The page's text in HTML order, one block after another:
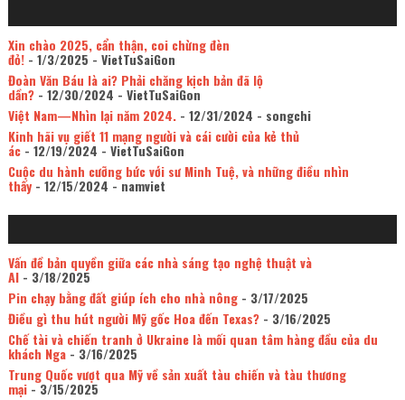
Xin chào 2025, cẩn thận, coi chừng đèn
đỏ!- 1/3/2025 - VietTuSaiGon
Đoàn Văn Báu là ai? Phải chăng kịch bản đã lộ
dần?- 12/30/2024 - VietTuSaiGon
Việt Nam—Nhìn lại năm 2024.- 12/31/2024 - songchi
Kinh hãi vụ giết 11 mạng người và cái cười của kẻ thủ
ác- 12/19/2024 - VietTuSaiGon
Cuộc du hành cưỡng bức với sư Minh Tuệ, và những điều nhìn
thấy- 12/15/2024 - namviet
Vấn đề bản quyền giữa các nhà sáng tạo nghệ thuật và
AI- 3/18/2025
Pin chạy bằng đất giúp ích cho nhà nông- 3/17/2025
Điều gì thu hút người Mỹ gốc Hoa đến Texas?- 3/16/2025
Chế tài và chiến tranh ở Ukraine là mối quan tâm hàng đầu của du
khách Nga- 3/16/2025
Trung Quốc vượt qua Mỹ về sản xuất tàu chiến và tàu thương
mại- 3/15/2025